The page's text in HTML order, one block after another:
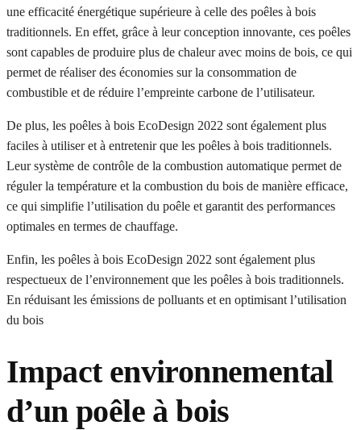
une efficacité énergétique supérieure à celle des poêles à bois
traditionnels. En effet, grâce à leur conception innovante, ces poêles
sont capables de produire plus de chaleur avec moins de bois, ce qui
permet de réaliser des économies sur la consommation de
combustible et de réduire l’empreinte carbone de l’utilisateur.
De plus, les poêles à bois EcoDesign 2022 sont également plus
faciles à utiliser et à entretenir que les poêles à bois traditionnels.
Leur système de contrôle de la combustion automatique permet de
réguler la température et la combustion du bois de manière efficace,
ce qui simplifie l’utilisation du poêle et garantit des performances
optimales en termes de chauffage.
Enfin, les poêles à bois EcoDesign 2022 sont également plus
respectueux de l’environnement que les poêles à bois traditionnels.
En réduisant les émissions de polluants et en optimisant l’utilisation
du bois
Impact environnemental
d’un poêle à bois